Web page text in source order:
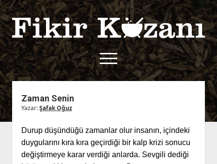
Fikir
Kazanı
menüyü
aç
twitterfacebook
rss
aç
Kullanım Koşulları
Gizlilik Politikası
Çerez Politikası
Kurallar
Başvuru
Zaman Senin
Yazar:Şafak Oğuz
Durup düşündüğü zamanlar olur insanın, içindeki
duygularını kıra kıra geçirdiği bir kalp krizi sonucu
değiştirmeye karar verdiği anlarda. Sevgili dediği